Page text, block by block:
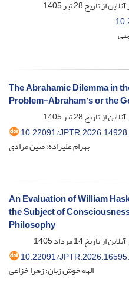
از تاریخ28 تیر 1405
The Abrahamic Dilemma in
Problem-Abraham’s or the
از تاریخ28 تیر 1405
10.22091/
بهرام علیزاده؛ متین مرادی
An Evaluation of William
the Subject of
Philosophy
از تاریخ14 مرداد 1405
10.22091/
الهه خوش زبان؛ زهرا خزاعی